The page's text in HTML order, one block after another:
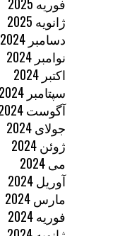
ژانویه 2025
دسامبر 2024
نوامبر 2024
اکتبر 2024
سپتامبر 2024
آگوست 2024
جولای 2024
ژوئن 2024
می 2024
آوریل 2024
مارس 2024
فوریه 2024